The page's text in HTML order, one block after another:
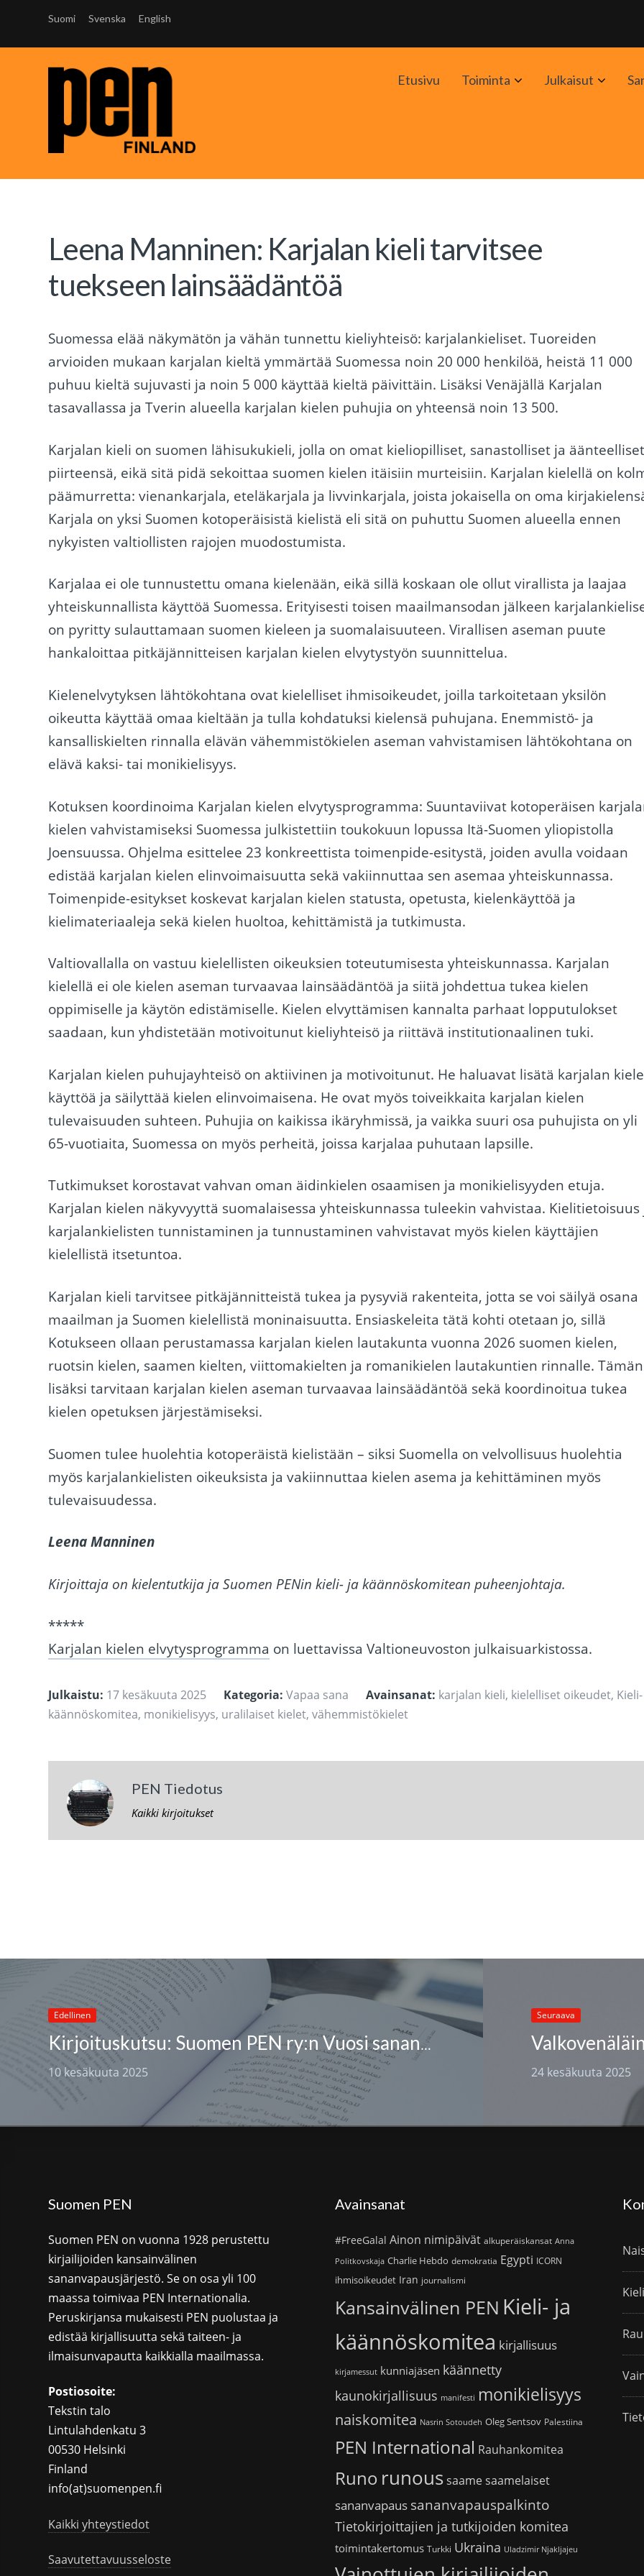
Suomi Svenska English
Etusivu Toiminta AvaaJulkaisut Avaa
Leena Manninen: Karjalan kieli tarvitsee
tuekseen lainsäädäntöä
Suomessa elää näkymätön ja vähän tunnettu kieliyhteisö: karjalankieliset. Tuoreiden
arvioiden mukaan karjalan kieltä ymmärtää Suomessa noin 20 000 henkilöä, heistä 11 000
puhuu kieltä sujuvasti ja noin 5 000 käyttää kieltä päivittäin. Lisäksi Venäjällä Karjalan
tasavallassa ja Tverin alueella karjalan kielen puhujia on yhteensä noin 13 500.
Karjalan kieli on suomen lähisukukieli, jolla on omat kieliopilliset, sanastolliset ja
piirteensä, eikä sitä pidä sekoittaa suomen kielen itäisiin murteisiin. Karjalan kielellä on
päämurretta: vienankarjala, eteläkarjala ja livvinkarjala, joista jokaisella on oma
Karjala on yksi Suomen kotoperäisistä kielistä eli sitä on puhuttu Suomen alueella ennen
nykyisten valtiollisten rajojen muodostumista.
Karjalaa ei ole tunnustettu omana kielenään, eikä sillä koskaan ole ollut virallista ja laajaa
yhteiskunnallista käyttöä Suomessa. Erityisesti toisen maailmansodan jälkeen
on pyritty sulauttamaan suomen kieleen ja suomalaisuuteen. Virallisen aseman puute
hankaloittaa pitkäjännitteisen karjalan kielen elvytystyön suunnittelua.
Kielenelvytyksen lähtökohtana ovat kielelliset ihmisoikeudet, joilla tarkoitetaan yksilön
oikeutta käyttää omaa kieltään ja tulla kohdatuksi kielensä puhujana. Enemmistö- ja
kansalliskielten rinnalla elävän vähemmistökielen aseman vahvistamisen lähtökohtana on
elävä kaksi- tai monikielisyys.
Kotuksen koordinoima Karjalan kielen elvytysprogramma: Suuntaviivat kotoperäisen
kielen vahvistamiseksi Suomessa julkistettiin toukokuun lopussa Itä-Suomen yliopistolla
Joensuussa. Ohjelma esittelee 23 konkreettista toimenpide-esitystä, joiden avulla voidaan
edistää karjalan kielen elinvoimaisuutta sekä vakiinnuttaa sen asemaa yhteiskunnassa.
Toimenpide-esitykset koskevat karjalan kielen statusta, opetusta, kielenkäyttöä ja
kielimateriaaleja sekä kielen huoltoa, kehittämistä ja tutkimusta.
Valtiovallalla on vastuu kielellisten oikeuksien toteutumisesta yhteiskunnassa. Karjalan
kielellä ei ole kielen aseman turvaavaa lainsäädäntöä ja siitä johdettua tukea kielen
oppimiselle ja käytön edistämiselle. Kielen elvyttämisen kannalta parhaat lopputulokset
saadaan, kun yhdistetään motivoitunut kieliyhteisö ja riittävä institutionaalinen tuki.
Karjalan kielen puhujayhteisö on aktiivinen ja motivoitunut. He haluavat lisätä karjalan
käyttöä ja säilyttää kielen elinvoimaisena. He ovat myös toiveikkaita karjalan kielen
tulevaisuuden suhteen. Puhujia on kaikissa ikäryhmissä, ja vaikka suuri osa puhujista on yli
65-vuotiaita, Suomessa on myös perheitä, joissa karjalaa puhutaan lapsille.
Tutkimukset korostavat vahvan oman äidinkielen osaamisen ja monikielisyyden etuja.
Karjalan kielen näkyvyyttä suomalaisessa yhteiskunnassa tuleekin vahvistaa. Kielitietoisuus
karjalankielisten tunnistaminen ja tunnustaminen vahvistavat myös kielen käyttäjien
kielellistä itsetuntoa.
Karjalan kieli tarvitsee pitkäjännitteistä tukea ja pysyviä rakenteita, jotta se voi säilyä osana
maailman ja Suomen kielellistä moninaisuutta. Ensiaskeleita tätä kohti otetaan jo, sillä
Kotukseen ollaan perustamassa karjalan kielen lautakunta vuonna 2026 suomen kielen,
ruotsin kielen, saamen kielten, viittomakielten ja romanikielen lautakuntien rinnalle. Tämän
lisäksi tarvitaan karjalan kielen aseman turvaavaa lainsäädäntöä sekä koordinoitua tukea
kielen opetuksen järjestämiseksi.
Suomen tulee huolehtia kotoperäistä kielistään – siksi Suomella on velvollisuus huolehtia
myös karjalankielisten oikeuksista ja vakiinnuttaa kielen asema ja kehittäminen myös
tulevaisuudessa.
Leena Manninen
Kirjoittaja on kielentutkija ja Suomen PENin kieli- ja käännöskomitean puheenjohtaja.
*****
Karjalan kielen elvytysprogramma on luettavissa Valtioneuvoston julkaisuarkistossa.
Julkaistu: 17 kesäkuuta 2025 Kategoria: Vapaa sana Avainsanat: karjalan kieli, kielelliset oikeudet,
käännöskomitea, monikielisyys, uralilaiset kielet,vähemmistökielet
PEN Tiedotus
Kaikki kirjoitukset
Edellinen
Kirjoituskutsu: Suomen PEN ry:n Vuosi sananvapautta -kokoelma
10 kesäkuuta 2025
Seuraava
24 kesäkuuta 2025
Suomen PEN
Suomen PEN on vuonna 1928 perustettu
kirjailijoiden kansainvälinen
sananvapausjärjestö. Se on osa yli 100
maassa toimivaa PEN Internationalia.
Peruskirjansa mukaisesti PEN puolustaa ja
edistää kirjallisuutta sekä taiteen- ja
ilmaisunvapautta kaikkialla maailmassa.
Postiosoite:
Tekstin talo
Lintulahdenkatu 3
00530 Helsinki
Finland
info(at)suomenpen.fi
Kaikki yhteystiedot
Saavutettavuusseloste
Avainsanat
#FreeGalal Ainon nimipäivät alkuperäiskansat Anna
Politkovskaja Charlie Hebdo demokratia Egypti ICORN
ihmisoikeudet Iran journalismi
Kansainvälinen PEN Kieli- ja
käännöskomitea kirjallisuus
kirjamessut kunniajäsen käännetty
kaunokirjallisuus manifesti monikielisyys
naiskomitea Nasrin Sotoudeh Oleg Sentsov Palestiina
PEN International Rauhankomitea
Runo runoussaamesaamelaiset
sananvapaus sananvapauspalkinto
Tietokirjoittajien ja tutkijoiden komitea
toimintakertomus Turkki Ukraina Uladzimir Njakljajeu